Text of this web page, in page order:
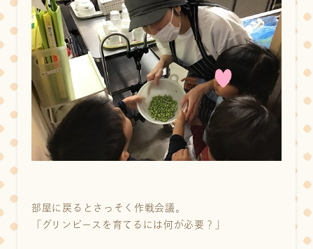
部屋に戻るとさっそく作戦会議。
「グリンピースを育てるには何が必要？」